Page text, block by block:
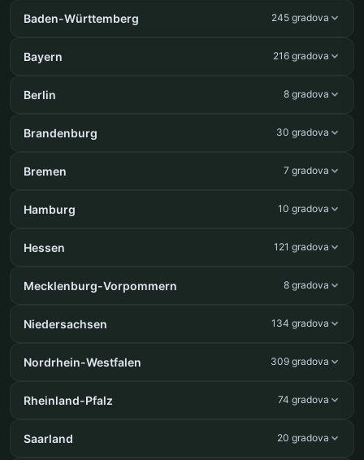
Baden-Württemberg 245 gradova
Bayern 216 gradova
Berlin 8 gradova
Brandenburg 30 gradova
Bremen 7 gradova
Hamburg 10 gradova
Hessen 121 gradova
Mecklenburg-Vorpommern 8 gradova
Niedersachsen 134 gradova
Nordrhein-Westfalen 309 gradova
Rheinland-Pfalz 74 gradova
Saarland 20 gradova